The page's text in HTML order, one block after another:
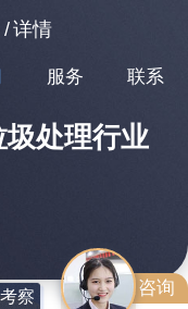
/详情
服务 联系
处理行业
咨询
察